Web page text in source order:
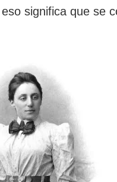
significa que se